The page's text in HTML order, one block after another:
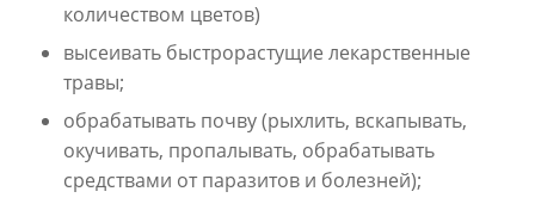
количеством цветов)
высеивать быстрорастущие лекарственные
травы;
обрабатывать почву (рыхлить, вскапывать,
окучивать, пропалывать, обрабатывать
средствами от паразитов и болезней);